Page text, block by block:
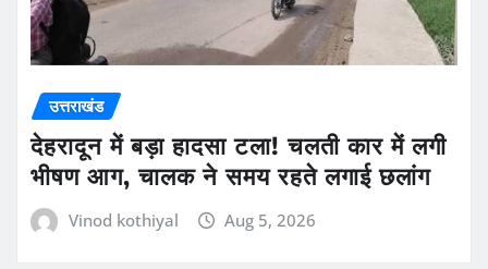
उत्तराखंड
देहरादून में बड़ा हादसा टला! चलती कार में लगी
भीषण आग, चालक ने समय रहते लगाई छलांग
Vinod kothiyal Aug 5, 2026